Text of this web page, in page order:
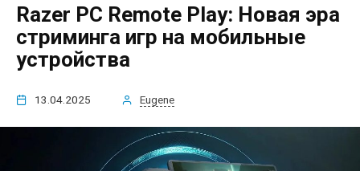
Razer PC Remote Play: Новая эра
стриминга игр на мобильные
устройства
13.04.2025 Eugene